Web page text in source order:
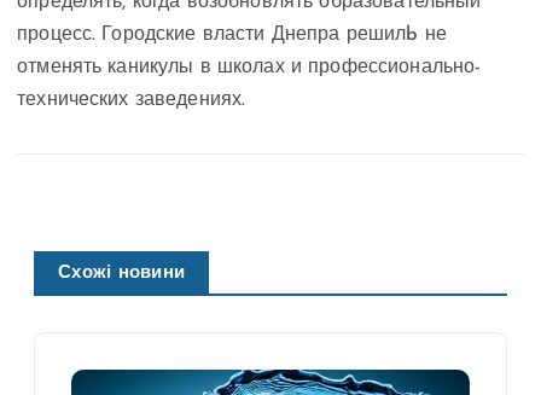
процесс. Городские власти Днепра решилb не
отменять каникулы в школах и профессионально-
технических заведениях.
Схожі новини